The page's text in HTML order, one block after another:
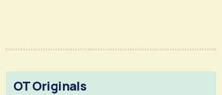
OT Originals